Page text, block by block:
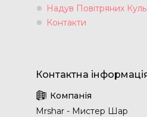
Надув Повітряних Куль
Контакти
Mrshar - Мистер Шар